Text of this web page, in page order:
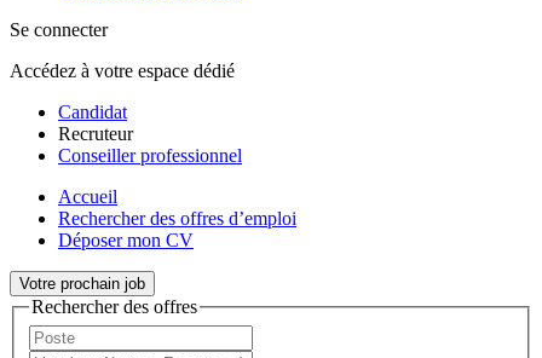
Se connecter
Accédez à votre espace dédié
Candidat
Recruteur
Conseiller professionnel
Accueil
Rechercher des offres d’emploi
Déposer mon CV
Votre prochain job
Rechercher des offres